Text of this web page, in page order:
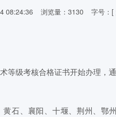
08:24:36 浏览量：3130 字号：[
等级考核合格证书开始办理，通
石、襄阳、十堰、荆州、鄂